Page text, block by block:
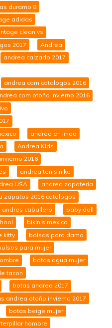
duramo 8
adidas
clean vs
2017
Andrea
andrea calzado 2017
andrea com catalogos 2016
com otoño invierno 2016
andrea en linea
Andrea Kids
2016
andrea tenis nike
USA
andrea zapateria
zapatos 2016 catalogos
andres caballero
baby doll
bikinis mexico
kitty
bolsas para dama
para mujer
botas agua mujer
tacon
botas andrea 2017
andrea otoño invierno 2017
botas beige mujer
hombre